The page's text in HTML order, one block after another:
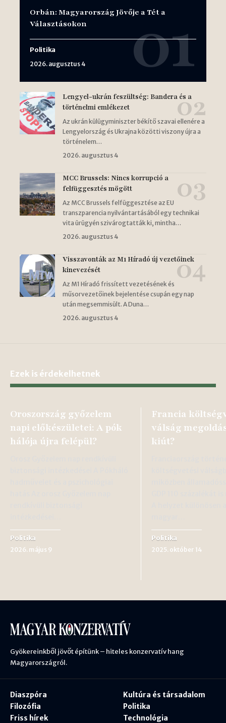
Orbán: Magyarország Jövője a Tét a
Választásokon
Politika
2026. augusztus 4
Lengyel-ukrán feszültség: Bandera és a
történelmi emlékezet
Az ukrán külügyminiszter békítő szavai ellenére a
Lengyelország és Ukrajna közötti viszony újra a
történelem…
2026. augusztus 4
MCC Brussels: Nincs korrupció a
felfüggesztés mögött
Az MCC Brussels felfüggesztése az EU
transzparencia nyilvántartásából egy technikai
vita ürügyén szivárogtatták ki, mintha…
2026. augusztus 4
Visszavonták az M1 Híradó új vezetőinek
kinevezését
Az M1 Híradó frissített vezetésének és
műsorvezetőinek bejelentése csupán egy nap
után megsemmisült. A Duna…
2026. augusztus 4
Ezek is érdekelhetnek
Oroszország győzelem
napi előkészületei: A pók
hálója újra felépül?
Politika
2026. május 9
Francia
válság
kiút?
Politika
2025. október 14
Gyökereinkből jövőt építünk – hiteles konzervatív hang
Magyarországról.
Diaszpóra
Filozófia
Friss hírek
Kultúra és társadalom
Politika
Technológia